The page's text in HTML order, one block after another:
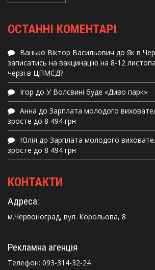
ОСТАННІ КОМЕНТАРІ
Ванько Віктор Васильович до Як в
записатись на вакцинацію на 8-12
черзі в ЦПМСД?
Ігор до У Волсвині буде «Диво парк»
Анна до Зарплата молодого
зросте до 8 494 грн
Юлія до Зарплата молодого
зросте до 8 494 грн
КОНТАКТИ
Адреса:
м.Червоноград, вул. Корольова, 8
Рекламна агенція
Телефон: 093-314-32-24